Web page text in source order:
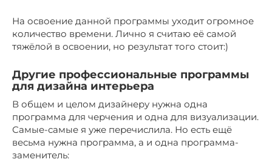
На освоение данной программы уходит огромное
количество времени. Лично я считаю её самой
тяжёлой в освоении, но результат того стоит:)
Другие профессиональные программы
для дизайна интерьера
В общем и целом дизайнеру нужна одна
программа для черчения и одна для визуализации.
Самые-самые я уже перечислила. Но есть ещё
весьма нужна программа, а и одна программа-
заменитель: